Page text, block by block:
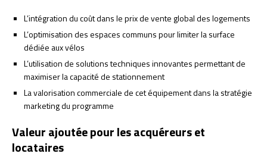
L’intégration du coût dans le prix de vente global des logements
L’optimisation des espaces communs pour limiter la surface
dédiée aux vélos
L’utilisation de solutions techniques innovantes permettant de
maximiser la capacité de stationnement
La valorisation commerciale de cet équipement dans la stratégie
marketing du programme
Valeur ajoutée pour les acquéreurs et
locataires